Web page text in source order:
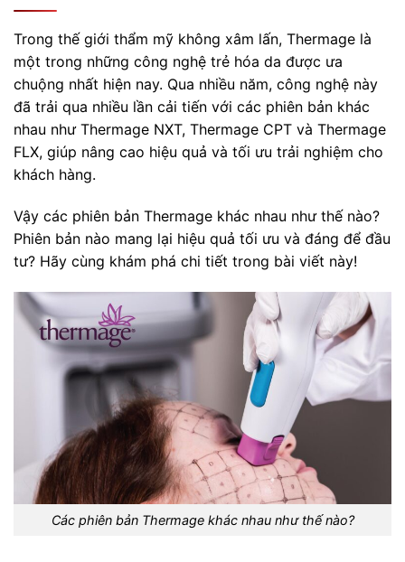
Trong thế giới thẩm mỹ không xâm lấn, Thermage là
một trong những công nghệ trẻ hóa da được ưa
chuộng nhất hiện nay. Qua nhiều năm, công nghệ này
đã trải qua nhiều lần cải tiến với các phiên bản khác
nhau như Thermage NXT, Thermage CPT và Thermage
FLX, giúp nâng cao hiệu quả và tối ưu trải nghiệm cho
khách hàng.
Vậy các phiên bản Thermage khác nhau như thế nào?
Phiên bản nào mang lại hiệu quả tối ưu và đáng để đầu
tư? Hãy cùng khám phá chi tiết trong bài viết này!
Các phiên bản Thermage khác nhau như thế nào?